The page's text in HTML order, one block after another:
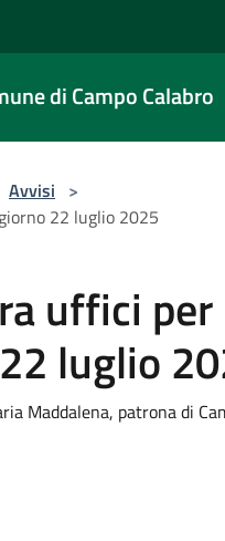
di Campo Calabro
Avvisi >
22 luglio 2025
uffici per
luglio
Maddalena, patrona di